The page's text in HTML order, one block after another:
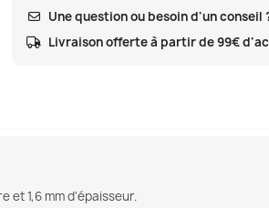
Une question ou besoin d'un conseil
Livraison offerte à partir de 99€
et 1,6 mm d'épaisseur.